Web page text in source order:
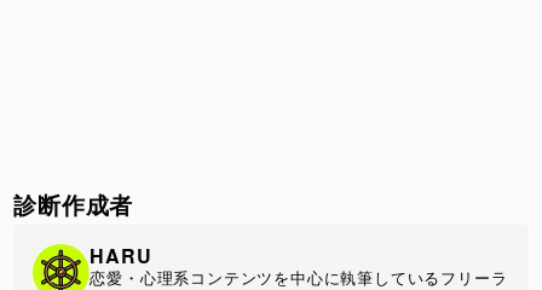
診断結果は、かわいいクマの赤ちゃん（べびべあ）として表
示されますが、分析のベースには恋愛中の行動や心理傾向に
診断作成者
HARU
恋愛・心理系コンテンツを中心に執筆しているフリーラ